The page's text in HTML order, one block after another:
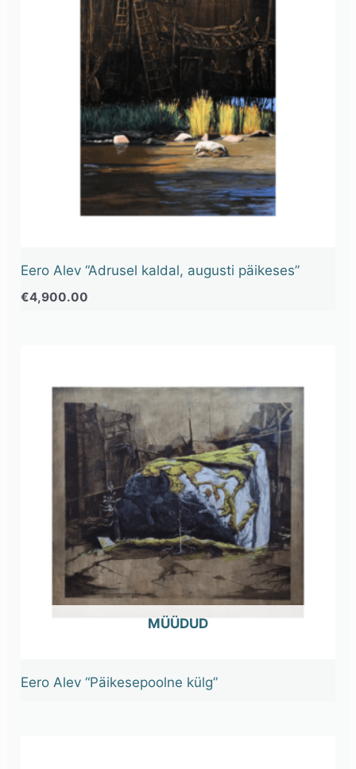
Eero Alev “Adrusel kaldal, augusti päikeses”
€4,900.00
OUT OF STOCK
Eero Alev “Päikesepoolne külg”